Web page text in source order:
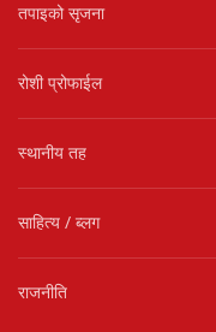
तपाइको सृजना
रोशी प्रोफाईल
स्थानीय तह
साहित्य / ब्लग
राजनीति